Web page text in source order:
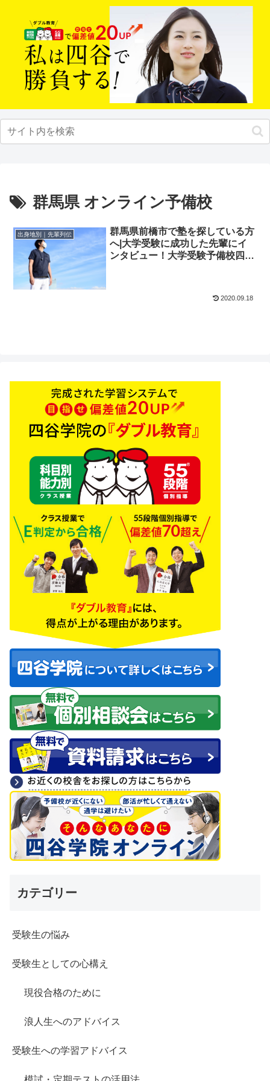
群馬県 オンライン予備校
出身地別｜先輩列伝
群馬県前橋市で塾を探している方
へ|大学受験に成功した先輩にイ
ンタビュー！大学受験予備校四谷
2020.09.18
カテゴリー
受験生の悩み
受験生としての心構え
現役合格のために
浪人生へのアドバイス
受験生への学習アドバイス